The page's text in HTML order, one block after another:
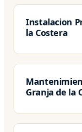
Instalacion
la Costera
Granja de la